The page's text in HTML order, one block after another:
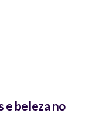
e beleza no